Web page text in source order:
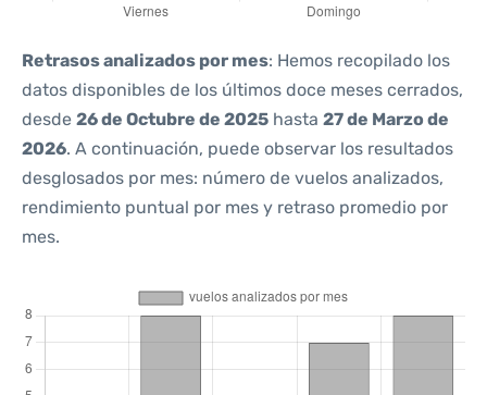
Retrasos analizados por mes: Hemos recopilado los
datos disponibles de los últimos doce meses cerrados,
desde 26 de Octubre de 2025 hasta 27 de Marzo de
2026. A continuación, puede observar los resultados
desglosados por mes: número de vuelos analizados,
rendimiento puntual por mes y retraso promedio por
mes.